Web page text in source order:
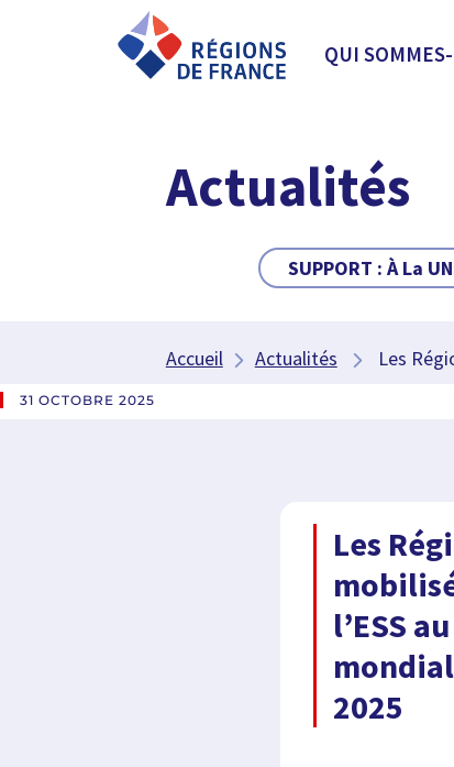
QUI
Actualités
SUPPORT : À La
Accueil Actualités Les
31 OCTOBRE 2025
Les
l’ESS
mondial
2025